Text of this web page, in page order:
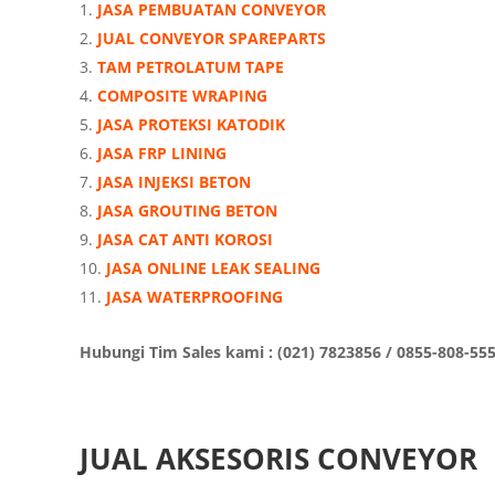
JASA PEMBUATAN CONVEYOR
JUAL CONVEYOR SPAREPARTS
TAM PETROLATUM TAPE
COMPOSITE WRAPING
JASA PROTEKSI KATODIK
JASA FRP LINING
JASA INJEKSI BETON
JASA GROUTING BETON
JASA CAT ANTI KOROSI
JASA ONLINE LEAK SEALING
JASA WATERPROOFING
Hubungi Tim Sales kami : (021) 7823856 / 0855-808-
JUAL AKSESORIS CONVEYOR